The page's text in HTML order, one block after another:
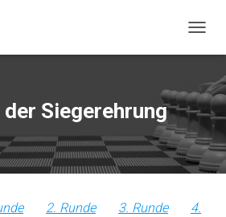
Siegerehrung
2. Runde 3. Runde
4.